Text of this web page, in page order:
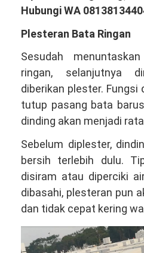
Hubungi WA
Plesteran Bata Ringan
Sesudah
ringan, selanjutnya
diberikan plester.
tutup pasang bata
dinding akan menjadi
Sebelum diplester,
bersih terlebih dulu.
disiram atau diperciki
dibasahi, plesteran pun
dan tidak cepat kering